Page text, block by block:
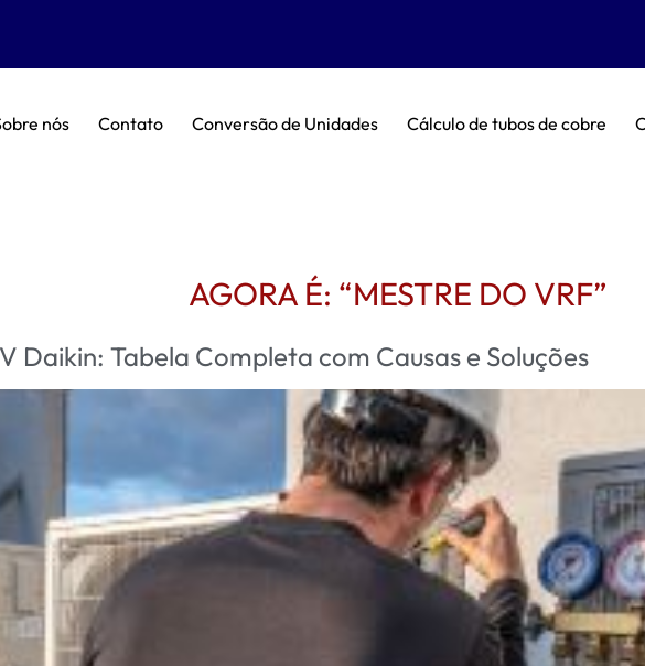
nós Contato Conversão de Unidades Cálculo de tubos de cobre
AGORA É: “MESTRE DO VRF”
Daikin: Tabela Completa com Causas e Soluções